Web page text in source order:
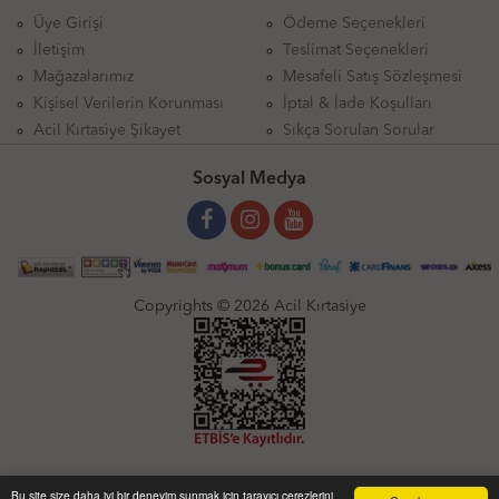
Bu site size daha iyi bir deneyim sunmak için tarayıcı çerezlerini
Üye Girişi
İletişim
Mağazalarımız
Kişisel Verilerin Korunması
Acil Kırtasiye Şikayet
Ödeme Seçenekleri
Teslimat Seçenekleri
Mesafeli Satış Sözleşmesi
İptal & İade Koşulları
Sıkça Sorulan Sorular
Sosyal Medya
Copyrights © 2026 Acil Kırtasiye